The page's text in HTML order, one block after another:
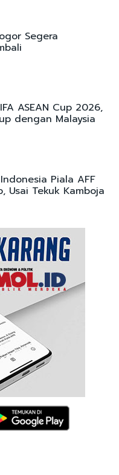
Segera
ASEAN Cup 2026,
dengan Malaysia
Piala AFF
Usai Tekuk Kamboja